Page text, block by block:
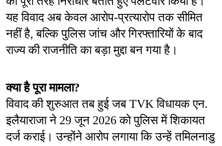
यह विवाद अब केवल आरोप-प्रत्यारोप तक सीमित
नहीं है, बल्कि पुलिस जांच और गिरफ्तारियों के बाद
राज्य की राजनीति का बड़ा मुद्दा बन गया है।
क्या है पूरा मामला?
विवाद की शुरुआत तब हुई जब TVK विधायक एन.
इलैयाराजा ने 29 जून 2026 को पुलिस में शिकायत
दर्ज कराई। उन्होंने आरोप लगाया कि उन्हें तमिलनाडु